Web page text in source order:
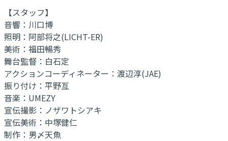
【スタッフ】
音響：川口博
照明：阿部将之(LICHT-ER)
美術：福田暢秀
舞台監督：白石定
アクションコーディネーター：渡辺淳(JAE)
振り付け：平野亙
音楽：UMEZY
宣伝撮影：ノザワトシアキ
宣伝美術：中塚健仁
制作：男〆天魚